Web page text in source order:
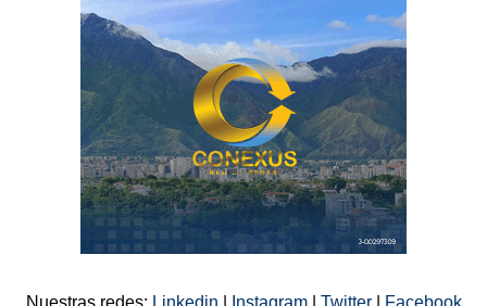
Nuestras redes: Linkedin Instagram Twitter Facebook